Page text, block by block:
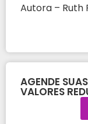
Autora – Ruth
AGENDE
VALORES